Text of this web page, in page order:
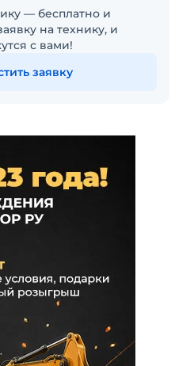
— бесплатно и
на технику, и
с вами!
заявку